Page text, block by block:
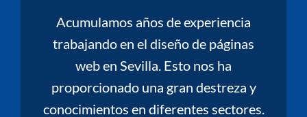
Acumulamos años de experiencia
trabajando en el diseño de páginas
web en Sevilla. Esto nos ha
proporcionado una gran destreza y
conocimientos en diferentes sectores.